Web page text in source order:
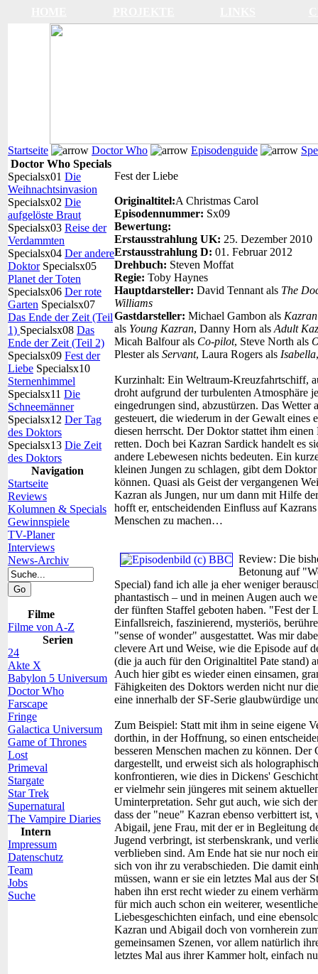
Startseite Doctor Who Episodenguide
Doctor Who Specials
Specialsx01 Die
Weihnachtsinvasion
Specialsx02 Die
aufgelöste Braut
Specialsx03 Reise der
Verdammten
Specialsx04 Der andere
DoktorSpecialsx05
Planet der Toten
Specialsx06 Der rote
Garten Specialsx07
Das Ende der Zeit (Teil
1) Specialsx08 Das
Ende der Zeit (Teil 2)
Specialsx09 Fest der
Liebe Specialsx10
Sternenhimmel
Specialsx11 Die
Schneemänner
Specialsx12 Der Tag
des Doktors
Specialsx13 Die Zeit
des Doktors
Navigation
Startseite
Reviews
Kolumnen & Specials
Gewinnspiele
TV-Planer
Interviews
News-Archiv
Filme
Filme von A-Z
Serien
24
Akte X
Babylon 5 Universum
Doctor Who
Farscape
Fringe
Galactica Universum
Game of Thrones
Lost
Primeval
Stargate
Star Trek
Supernatural
The Vampire Diaries
Intern
Impressum
Datenschutz
Team
Jobs
Suche
Fest der Liebe
Originaltitel:A Christmas Carol
Episodennummer: Sx09
Bewertung:
Erstausstrahlung UK: 25. Dezember 2010
Erstausstrahlung D: 01. Februar 2012
Drehbuch: Steven Moffat
Regie: Toby Haynes
Hauptdarsteller: David Tennant als The
Williams
Gastdarsteller: Michael Gambon als
als Young Kazran, Danny Horn als Adult
Micah Balfour als Co-pilot, Steve North als
Plester als Servant, Laura Rogers als Isabella
Kurzinhalt: Ein Weltraum-Kreuzfahrtschiff,
droht aufgrund der turbulenten Atmosphäre
eingedrungen sind, abzustürzen. Das
gesteuert, die wiederum in der Gewalt eines
diesen herrscht. Der Doktor stattet ihm
retten. Doch bei Kazran Sardick handelt es
andere Lebewesen nichts bedeuten. Ein
kleinen Jungen zu schlagen, gibt dem
können. Quasi als Geist der vergangenen
Kazran als Jungen, nur um dann mit Hilfe
hofft er, entscheidenden Einfluss auf
Menschen zu machen…
Review: Die
Betonung auf
Special) fand ich alle ja eher weniger
phantastisch – und in meinen Augen auch
der fünften Staffel geboten haben. "Fest
Einfallsreich, faszinierend, mysteriös,
"sense of wonder" ausgestattet. Was mir
clevere Art und Weise, wie die Episode auf
(die ja auch für den Originaltitel Pate stand)
Auch hier gibt es wieder einen einsamen,
Fähigkeiten des Doktors werden nicht nur
eine innerhalb der SF-Serie glaubwürdige
Zum Beispiel: Statt mit ihm in seine eigene
dorthin, in der Hoffnung, so einen
besseren Menschen machen zu können.
dargestellt, und erweist sich als
konfrontieren, wie dies in Dickens'
er vielmehr sein jüngeres mit seinem
Uminterpretation. Sehr gut auch, wie sich
dass der "neue" Kazran ebenso verbittert
Abigail, jene Frau, mit der er in Begleitung
Jugend verbringt, ist sterbenskrank, und
verblieben sind. Am Ende hat sie nur noch
sich von ihr zu verabschieden. Die damit
müssen, wann er sie ein letztes Mal aus der
haben ihn erst recht wieder zu einem
für mich auch schon ein weiterer,
Liebesgeschichten einfach, und eine
Kazran und Abigail doch von vornherein
gemeinsamen Szenen, vor allem natürlich
letztes Mal aus ihrer Kammer holt, einfach